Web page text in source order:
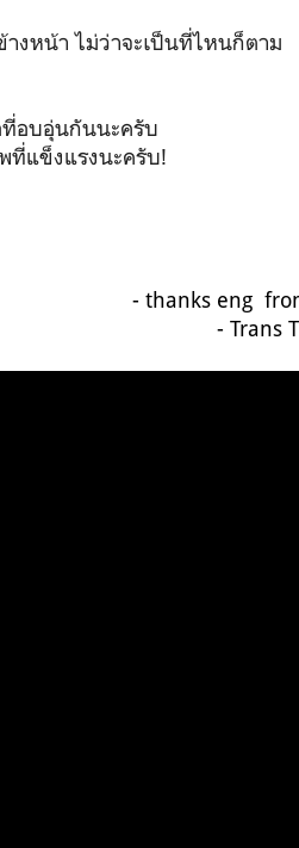
างหน้า ไม่ว่าจะเป็นที่ไหนก็ตาม
ที่อบอุ่นกันนะครับ
ที่แข็งแรงนะครับ!
- thanks eng
- Trans